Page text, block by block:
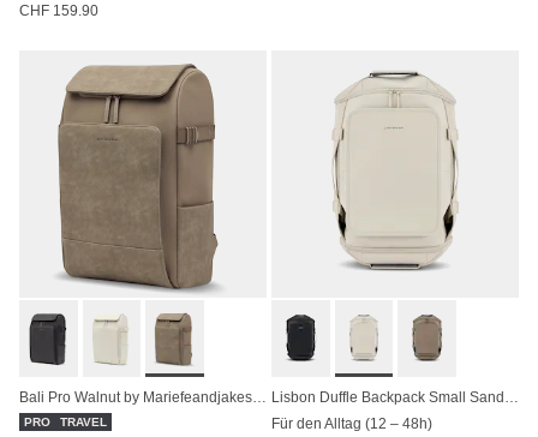
CHF 159.90
Bali Pro Walnut by Mariefeandjakesnow
PRO TRAVEL
Lisbon Duffle Backpack Small Sandstone
Für den Alltag (12 – 48h)